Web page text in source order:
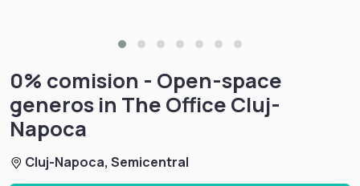
0% comision - Open-space
generos in The Office Cluj-
Napoca
Cluj-Napoca, Semicentral